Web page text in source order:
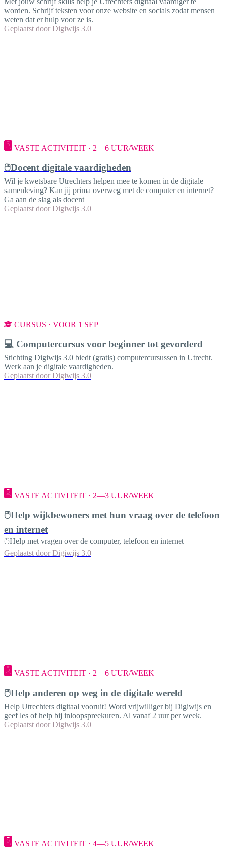
worden. Schrijf teksten voor onze website en socials zodat mensen
weten dat er hulp voor ze is.
Geplaatst door Digiwijs 3.0
VASTE ACTIVITEIT · 2—6 UUR/WEEK
🖱️Docent digitale vaardigheden
Wil je kwetsbare Utrechters helpen mee te komen in de digitale
samenleving? Kan jij prima overweg met de computer en internet?
Ga aan de slag als docent
Geplaatst door Digiwijs 3.0
CURSUS · VOOR 1 SEP
💻 Computercursus voor beginner tot gevorderd
Stichting Digiwijs 3.0 biedt (gratis) computercursussen in Utrecht.
Werk aan je digitale vaardigheden.
Geplaatst door Digiwijs 3.0
VASTE ACTIVITEIT · 2—3 UUR/WEEK
🖱️Help wijkbewoners met hun vraag over de telefoon
en internet
🖱️Help met vragen over de computer, telefoon en internet
Geplaatst door Digiwijs 3.0
VASTE ACTIVITEIT · 2—6 UUR/WEEK
🖱️Help anderen op weg in de digitale wereld
Help Utrechters digitaal vooruit! Word vrijwilliger bij Digiwijs en
geef les of help bij inloopspreekuren. Al vanaf 2 uur per week.
Geplaatst door Digiwijs 3.0
VASTE ACTIVITEIT · 4—5 UUR/WEEK